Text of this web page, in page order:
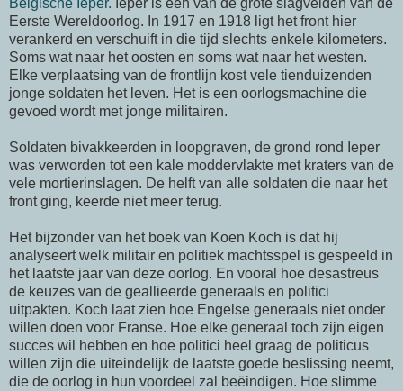
Belgische Ieper. Ieper is één van de grote slagvelden van de
Eerste Wereldoorlog. In 1917 en 1918 ligt het front hier
verankerd en verschuift in die tijd slechts enkele kilometers.
Soms wat naar het oosten en soms wat naar het westen.
Elke verplaatsing van de frontlijn kost vele tienduizenden
jonge soldaten het leven. Het is een oorlogsmachine die
gevoed wordt met jonge militairen.
Soldaten bivakkeerden in loopgraven, de grond rond Ieper
was verworden tot een kale moddervlakte met kraters van de
vele mortierinslagen. De helft van alle soldaten die naar het
front ging, keerde niet meer terug.
Het bijzonder van het boek van Koen Koch is dat hij
analyseert welk militair en politiek machtsspel is gespeeld in
het laatste jaar van deze oorlog. En vooral hoe desastreus
de keuzes van de geallieerde generaals en politici
uitpakten. Koch laat zien hoe Engelse generaals niet onder
willen doen voor Franse. Hoe elke generaal toch zijn eigen
succes wil hebben en hoe politici heel graag de politicus
willen zijn die uiteindelijk de laatste goede beslissing neemt,
die de oorlog in hun voordeel zal beëindigen. Hoe slimme